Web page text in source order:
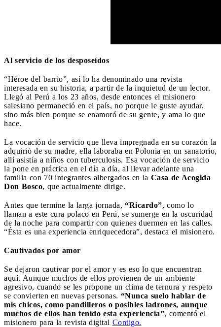
Al servicio de los desposeídos
“Héroe del barrio”, así lo ha denominado una revista
interesada en su historia, a partir de la inquietud de un lector.
Llegó al Perú a los 23 años, desde entonces el misionero
salesiano permaneció en el país, no porque le guste ayudar,
sino más bien porque se enamoró de su gente, y ama lo que
hace.
La vocación de servicio que lleva impregnada en su corazón la
adquirió de su madre, ella laboraba en Polonia en un sanatorio,
allí asistía a niños con tuberculosis. Esa vocación de servicio
la pone en práctica en el día a día, al llevar adelante una
familia con 70 integrantes albergados en la Casa de Acogida
Don Bosco, que actualmente dirige.
Antes que termine la larga jornada, “Ricardo”, como lo
llaman a este cura polaco en Perú, se sumerge en la oscuridad
de la noche para compartir con quienes duermen en las calles.
“Ésta es una experiencia enriquecedora”, destaca el misionero.
Cautivados por amor
Se dejaron cautivar por el amor y es eso lo que encuentran
aquí. Aunque muchos de ellos provienen de un ambiente
agresivo, cuando se les propone un clima de ternura y respeto
se convierten en nuevas personas. “Nunca suelo hablar de
mis chicos, como pandilleros o posibles ladrones, aunque
muchos de ellos han tenido esta experiencia”, comentó el
misionero para la revista digital Contigo.